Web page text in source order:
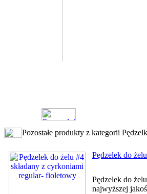
Pozostałe produkty z kategorii
Pędzelek do
Pędzelek do
najwyższej